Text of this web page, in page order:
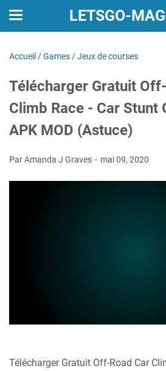
LETSGO-
Accueil /Games /Jeux de courses
Télécharger Gratuit
Climb Race - Car Stunt
APK MOD (Astuce)
Par Amanda J Graves mai 09, 2020
Télécharger Gratuit Off-Road Car